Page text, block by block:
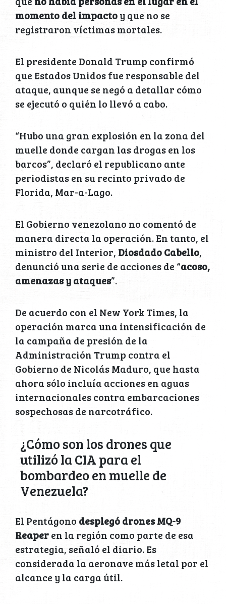
momento del impactoy que no se
registraron víctimas mortales.
El presidente Donald Trump confirmó
que Estados Unidos fue responsable del
ataque, aunque se negó a detallar cómo
se ejecutó o quién lo llevó a cabo.
“Hubo una gran explosión en la zona del
muelle donde cargan las drogas en los
barcos”, declaró el republicano ante
periodistas en su recinto privado de
Florida, Mar-a-Lago.
El Gobierno venezolano no comentó de
manera directa la operación. En tanto, el
ministro del Interior, Diosdado Cabello,
denunció una serie de acciones de “acoso,
amenazas y ataques”.
De acuerdo con el New York Times, la
operación marca una intensificación de
la campaña de presión de la
Administración Trump contra el
Gobierno de Nicolás Maduro, que hasta
ahora sólo incluía acciones en aguas
internacionales contra embarcaciones
sospechosas de narcotráfico.
¿Cómo son los drones que
utilizó la CIA para el
bombardeo en muelle de
Venezuela?
El Pentágono desplegó drones MQ-9
Reaperen la región como parte de esa
estrategia, señaló el diario. Es
considerada la aeronave más letal por el
alcance y la carga útil.